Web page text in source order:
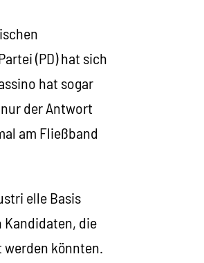
(PD) hat sich
hat sogar
der Antwort
am Fließband
elle Basis
Kandidaten, die
werden könnten.